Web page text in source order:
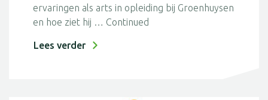
ervaringen als arts in opleiding bij Groenhuysen
en hoe ziet hij … Continued
Lees verder